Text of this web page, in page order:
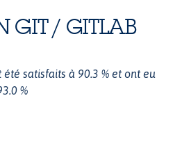
GIT / GITLAB
satisfaits à 90.3 % et ont eu
%